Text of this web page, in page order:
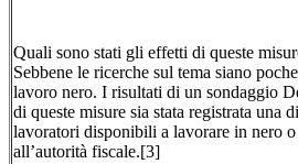
Quali sono stati gli effetti di queste
Sebbene le ricerche sul tema siano
lavoro nero. I risultati di un sondaggio
di queste misure sia stata registrata
lavoratori disponibili a lavorare in nero
all’autorità fiscale.[3]